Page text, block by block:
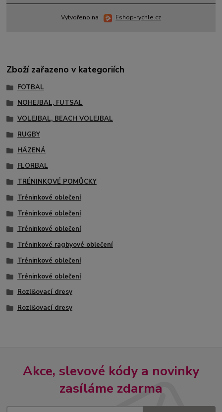
Vytvořeno na Eshop-rychle.cz
Zboží zařazeno v kategoriích
FOTBAL
NOHEJBAL, FUTSAL
VOLEJBAL, BEACH VOLEJBAL
RUGBY
HÁZENÁ
FLORBAL
TRÉNINKOVÉ POMŮCKY
Tréninkové oblečení
Tréninkové oblečení
Tréninkové oblečení
Tréninkové ragbyové oblečení
Tréninkové oblečení
Tréninkové oblečení
Rozlišovací dresy
Rozlišovací dresy
Akce, slevové kódy a novinky
zasíláme zdarma